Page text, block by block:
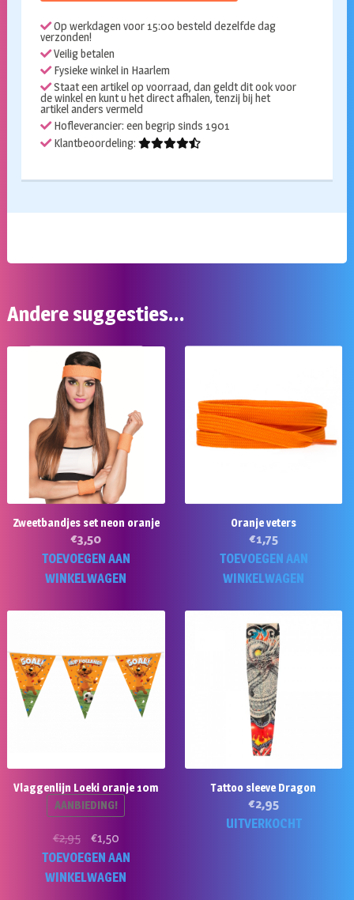
Op werkdagen voor 15:00 besteld dezelfde dag
verzonden!
Veilig betalen
Fysieke winkel in Haarlem
Staat een artikel op voorraad, dan geldt dit ook voor
de winkel en kunt u het direct afhalen, tenzij bij het
artikel anders vermeld
Hofleverancier: een begrip sinds 1901
Klantbeoordeling:
Andere suggesties…
Zweetbandjes set neon oranje
€3,50
TOEVOEGEN AAN
WINKELWAGEN
Oranje veters
€1,75
TOEVOEGEN AAN
WINKELWAGEN
Vlaggenlijn Loeki oranje 10m
AANBIEDING!
€2,95
Oorspronkelijke
prijs
was:
€1,50Huidige
prijs
is:
TOEVOEGEN AAN
WINKELWAGEN
Tattoo sleeve Dragon
€2,95
UITVERKOCHT